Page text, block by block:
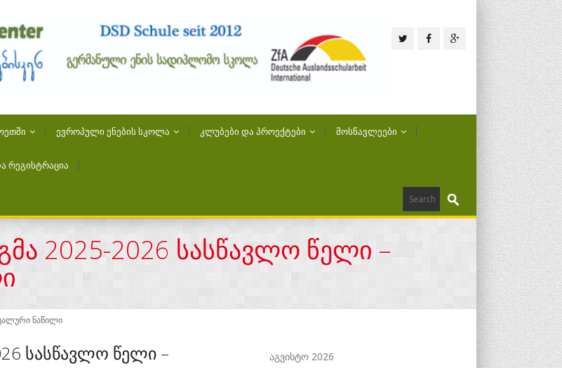
ᲔᲕᲠᲝᲞᲣᲚᲘ ᲔᲜᲔᲑᲘᲡ ᲡᲙᲝᲚᲐ ᲙᲚᲣᲑᲔᲑᲘ ᲓᲐ ᲞᲠᲝᲔᲥᲢᲔᲑᲘ ᲛᲝᲡᲬᲐᲕᲚᲔᲔᲑᲘ
ᲠᲔᲒᲘᲡᲢᲠᲐᲪᲘᲐ
2025-2026 სასწავლო წელი –
ნაწილი
სასწავლო წელი –
აგვისტო 2026